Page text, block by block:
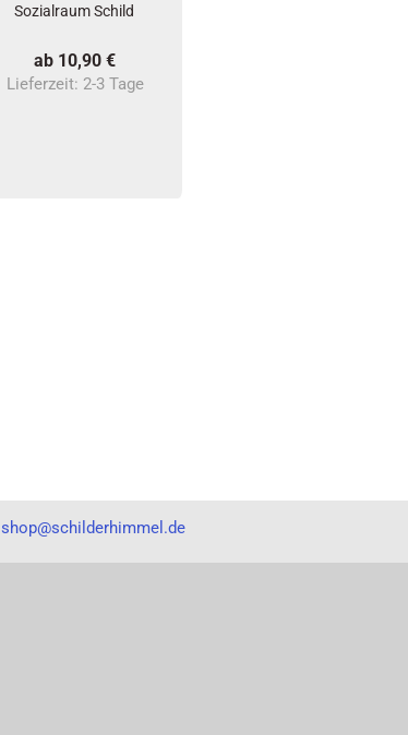
Sozialraum Schild
ab 10,90 €
Lieferzeit: 2-3 Tage
shop@schilderhimmel.de